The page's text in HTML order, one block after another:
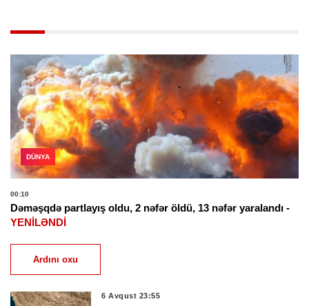
DÜNYA
00:10
Dəməşqdə partlayış oldu, 2 nəfər öldü, 13 nəfər yaralandı -
YENİLƏNDİ
Ardını oxu
6 Avqust 23:55